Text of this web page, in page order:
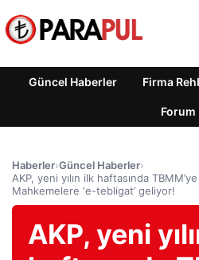
Güncel Haberler Firma
Forum
Haberler›Güncel Haberler›
AKP, yeni yılın ilk haftasında
Mahkemelere ‘e-tebligat’ geliyor!
AKP, yeni